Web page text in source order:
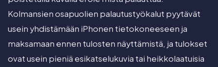
Kolmansien osapuolien palautustyökalut pyytävät
usein yhdistämään iPhonen tietokoneeseen ja
maksamaan ennen tulosten näyttämistä, ja tulokset
ovat usein pieniä esikatselukuvia tai heikkolaatuisia